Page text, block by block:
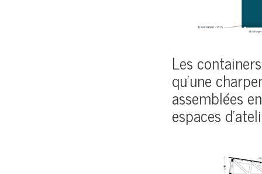
Les
qu’une
assemblées
espaces